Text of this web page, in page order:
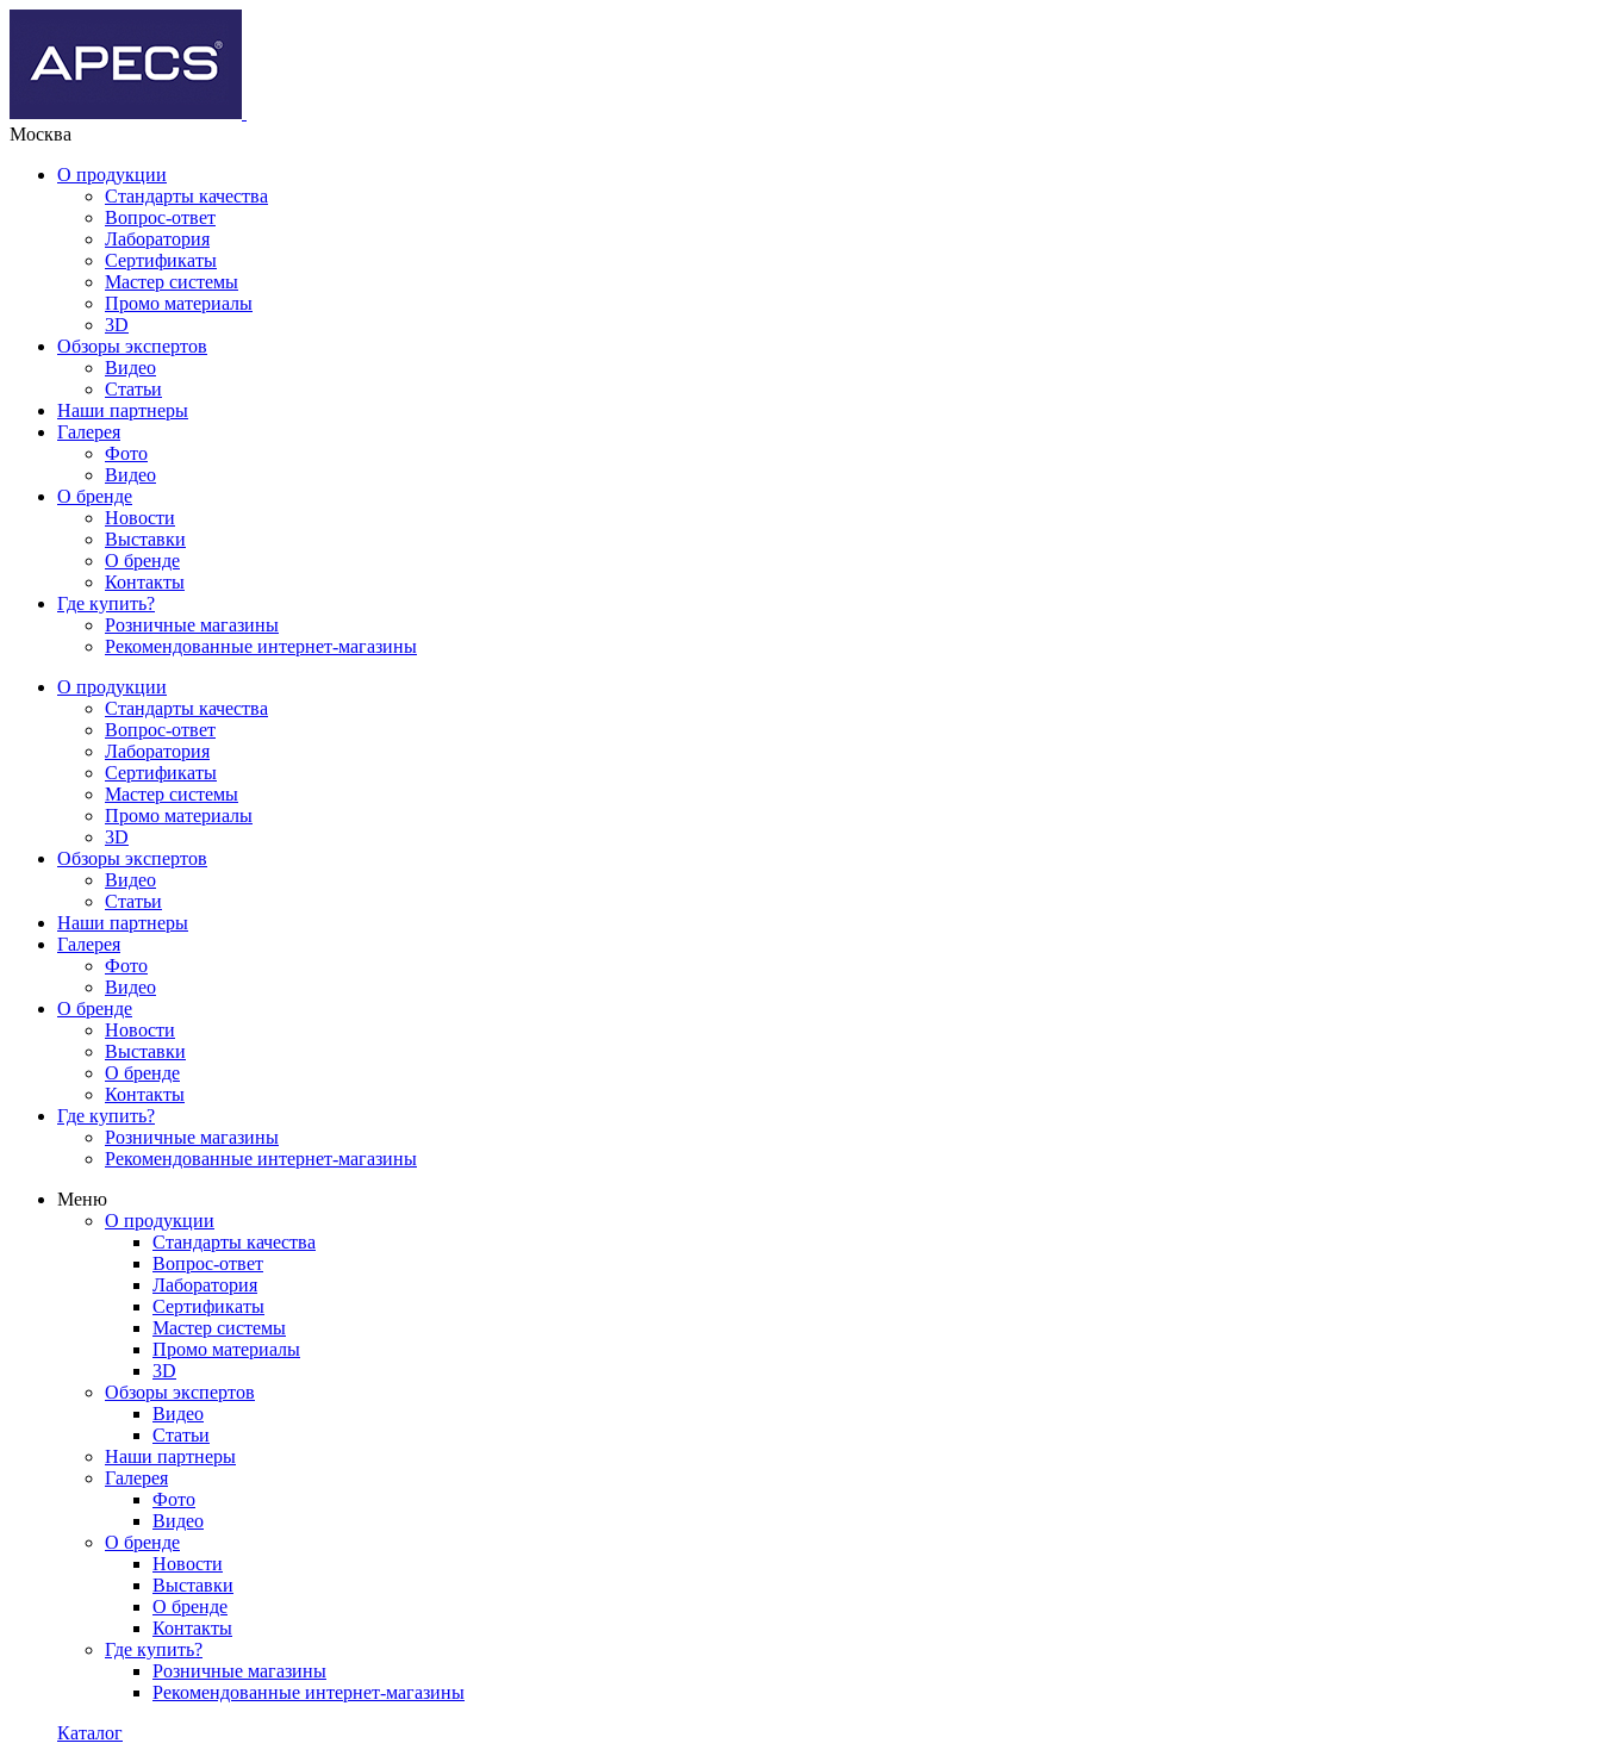
Москва
О продукции
Стандарты качества
Вопрос-ответ
Лаборатория
Сертификаты
Мастер системы
Промо материалы
3D
Обзоры экспертов
Видео
Статьи
Наши партнеры
Галерея
Фото
Видео
О бренде
Новости
Выставки
О бренде
Контакты
Где купить?
Розничные магазины
Рекомендованные интернет-магазины
О продукции
Стандарты качества
Вопрос-ответ
Лаборатория
Сертификаты
Мастер системы
Промо материалы
3D
Обзоры экспертов
Видео
Статьи
Наши партнеры
Галерея
Фото
Видео
О бренде
Новости
Выставки
О бренде
Контакты
Где купить?
Розничные магазины
Рекомендованные интернет-магазины
Меню
О продукции
Стандарты качества
Вопрос-ответ
Лаборатория
Сертификаты
Мастер системы
Промо материалы
3D
Обзоры экспертов
Видео
Статьи
Наши партнеры
Галерея
Фото
Видео
О бренде
Новости
Выставки
О бренде
Контакты
Где купить?
Розничные магазины
Рекомендованные интернет-магазины
Каталог